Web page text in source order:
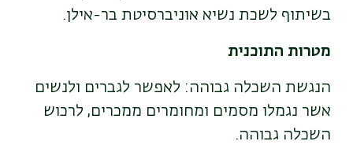
בשיתוף לשכת נשיא אוניברסיטת בר-אילן.
מטרות התוכנית
הנגשת השכלה גבוהה: לאפשר לגברים ולנשים
אשר נגמלו מסמים ומחומרים ממכרים, לרכוש
השכלה גבוהה.